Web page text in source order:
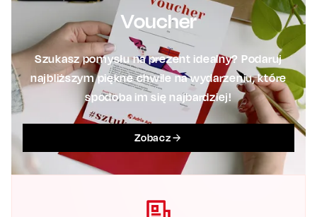
Voucher
Szukasz pomysłu na prezent idealny? Podaruj
najbliższym piękne chwile na wydarzeniu, które
spodoba im się najbardziej!
Zobacz